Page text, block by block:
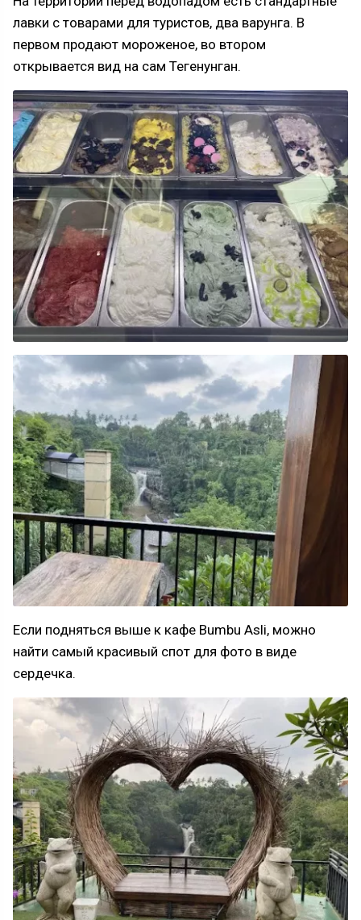
лавки с товарами для туристов, два варунга. В
первом продают мороженое, во втором
открывается вид на сам Тегенунган.
Если подняться выше к кафе Bumbu Asli, можно
найти самый красивый спот для фото в виде
сердечка.